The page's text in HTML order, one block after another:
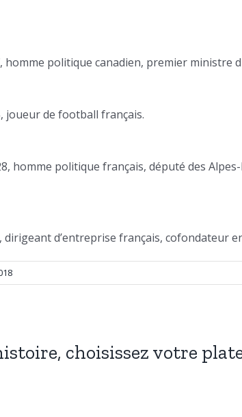
homme politique canadien, premier ministre
joueur de football français.
homme politique français, député des
dirigeant d’entreprise français, cofondateur
choisissez votre